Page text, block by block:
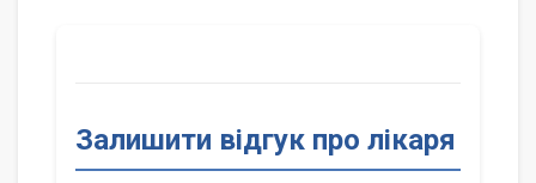
Залишити відгук про лікаря